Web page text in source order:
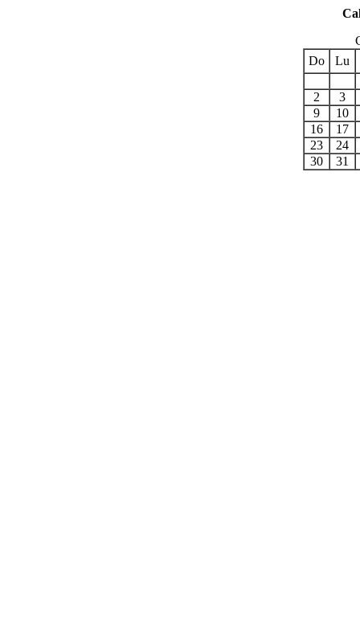
Do
Lu
2
3
9
10
16
17
23
24
30
31